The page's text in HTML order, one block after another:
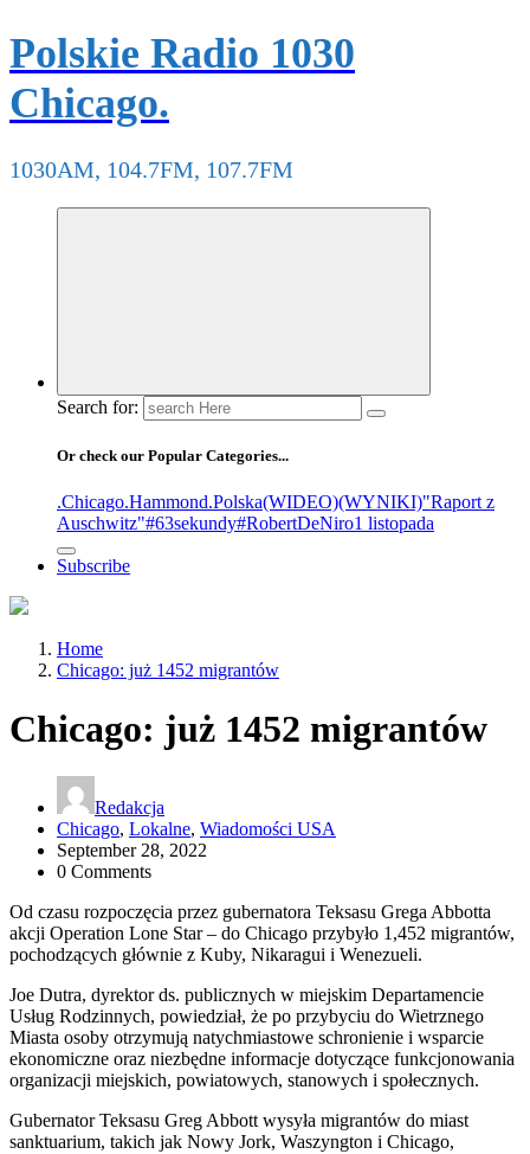
Polskie Radio 1030
Chicago.
1030AM, 104.7FM, 107.7FM
Search for:
Or check our Popular Categories...
.Chicago.Hammond.Polska(WIDEO)(WYNIKI)"Raport z
Auschwitz"#63sekundy#RobertDeNiro1 listopada
Subscribe
Home
Chicago: już 1452 migrantów
Chicago: już 1452 migrantów
Redakcja
Chicago, Lokalne, Wiadomości USA
September 28, 2022
0 Comments
Od czasu rozpoczęcia przez gubernatora Teksasu Grega Abbotta
akcji Operation Lone Star – do Chicago przybyło 1,452 migrantów,
pochodzących głównie z Kuby, Nikaragui i Wenezueli.
Joe Dutra, dyrektor ds. publicznych w miejskim Departamencie
Usług Rodzinnych, powiedział, że po przybyciu do Wietrznego
Miasta osoby otrzymują natychmiastowe schronienie i wsparcie
ekonomiczne oraz niezbędne informacje dotyczące funkcjonowania
organizacji miejskich, powiatowych, stanowych i społecznych.
Gubernator Teksasu Greg Abbott wysyła migrantów do miast
sanktuarium, takich jak Nowy Jork, Waszyngton i Chicago,